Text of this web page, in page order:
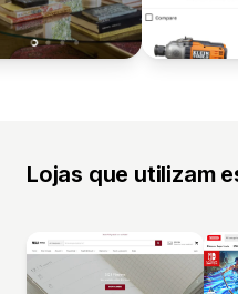
Lojas que utilizam